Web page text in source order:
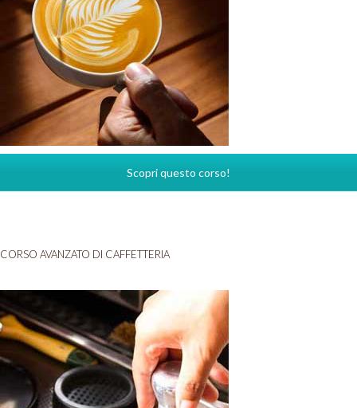
Scopri questo corso!
CORSO AVANZATO DI CAFFETTERIA